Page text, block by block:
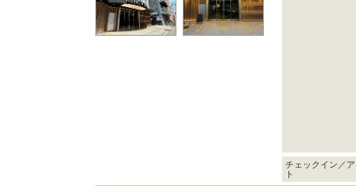
チェックイン／
ト